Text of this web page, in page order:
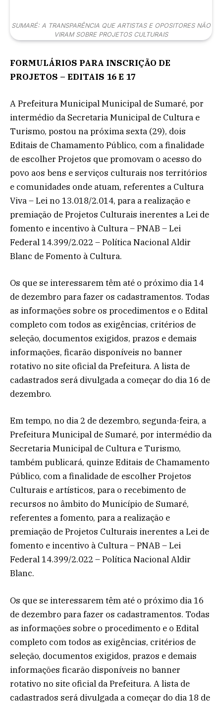
SUMARÉ: A TRANSPARÊNCIA QUE ARTISTAS E OPOSITORES NÃO
VIRAM SOBRE PROJETOS CULTURAIS
FORMULÁRIOS PARA INSCRIÇÃO DE
PROJETOS – EDITAIS 16 E 17
A Prefeitura Municipal Municipal de Sumaré, por
intermédio da Secretaria Municipal de Cultura e
Turismo, postou na próxima sexta (29), dois
Editais de Chamamento Público, com a finalidade
de escolher Projetos que promovam o acesso do
povo aos bens e serviços culturais nos territórios
e comunidades onde atuam, referentes a Cultura
Viva – Lei no 13.018/2.014, para a realização e
premiação de Projetos Culturais inerentes a Lei de
fomento e incentivo à Cultura – PNAB – Lei
Federal 14.399/2.022 – Política Nacional Aldir
Blanc de Fomento à Cultura.
Os que se interessarem têm até o próximo dia 14
de dezembro para fazer os cadastramentos. Todas
as informações sobre os procedimentos e o Edital
completo com todos as exigências, critérios de
seleção, documentos exigidos, prazos e demais
informações, ficarão disponíveis no banner
rotativo no site oficial da Prefeitura. A lista de
cadastrados será divulgada a começar do dia 16 de
dezembro.
Em tempo, no dia 2 de dezembro, segunda-feira, a
Prefeitura Municipal de Sumaré, por intermédio da
Secretaria Municipal de Cultura e Turismo,
também publicará, quinze Editais de Chamamento
Público, com a finalidade de escolher Projetos
Culturais e artísticos, para o recebimento de
recursos no âmbito do Município de Sumaré,
referentes a fomento, para a realização e
premiação de Projetos Culturais inerentes a Lei de
fomento e incentivo à Cultura – PNAB – Lei
Federal 14.399/2.022 – Política Nacional Aldir
Blanc.
Os que se interessarem têm até o próximo dia 16
de dezembro para fazer os cadastramentos. Todas
as informações sobre o procedimento e o Edital
completo com todos as exigências, critérios de
seleção, documentos exigidos, prazos e demais
informações ficarão disponíveis no banner
rotativo no site oficial da Prefeitura. A lista de
cadastrados será divulgada a começar do dia 18 de